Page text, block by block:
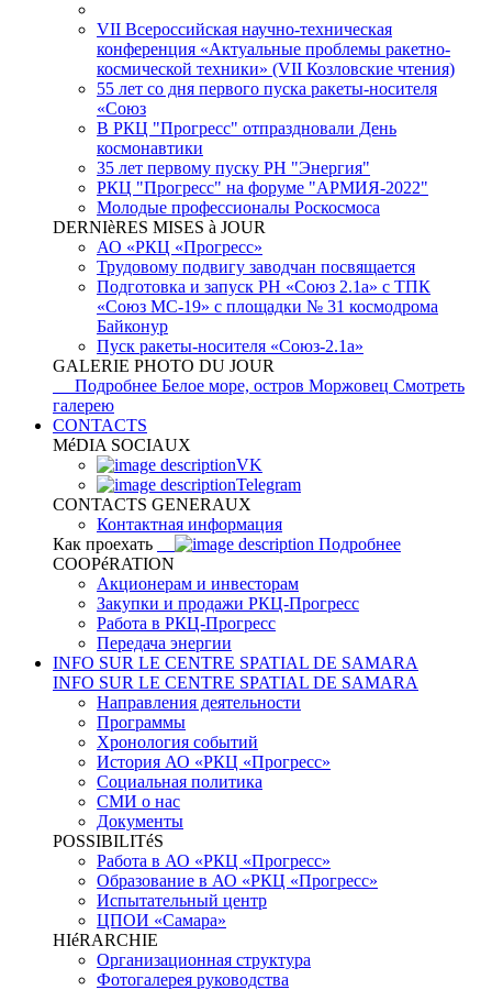
VII Всероссийская научно-техническая
конференция «Актуальные проблемы ракетно-
космической техники» (VII Козловские чтения)
55 лет со дня первого пуска ракеты-носителя
«Союз
В РКЦ "Прогресс" отпраздновали День
космонавтики
35 лет первому пуску РН "Энергия"
РКЦ "Прогресс" на форуме "АРМИЯ-2022"
Молодые профессионалы Роскосмоса
DERNIèRES MISES à JOUR
АО «РКЦ «Прогресс»
Трудовому подвигу заводчан посвящается
Подготовка и запуск РН «Союз 2.1а» с ТПК
«Союз МС-19» с площадки № 31 космодрома
Байконур
Пуск ракеты-носителя «Союз-2.1а»
GALERIE PHOTO DU JOUR
Подробнее Белое море, остров Моржовец Смотреть
галерею
CONTACTS
MéDIA SOCIAUX
VK
Telegram
CONTACTS GENERAUX
Контактная информация
Как проехать
Подробнее
COOPéRATION
Акционерам и инвесторам
Закупки и продажи РКЦ-Прогресс
Работа в РКЦ-Прогресс
Передача энергии
INFO SUR LE CENTRE SPATIAL DE SAMARA
INFO SUR LE CENTRE SPATIAL DE SAMARA
Направления деятельности
Программы
Хронология событий
История АО «РКЦ «Прогресс»
Социальная политика
СМИ о нас
Документы
POSSIBILITéS
Работа в АО «РКЦ «Прогресс»
Образование в АО «РКЦ «Прогресс»
Испытательный центр
ЦПОИ «Самара»
HIéRARCHIE
Организационная структура
Фотогалерея руководства